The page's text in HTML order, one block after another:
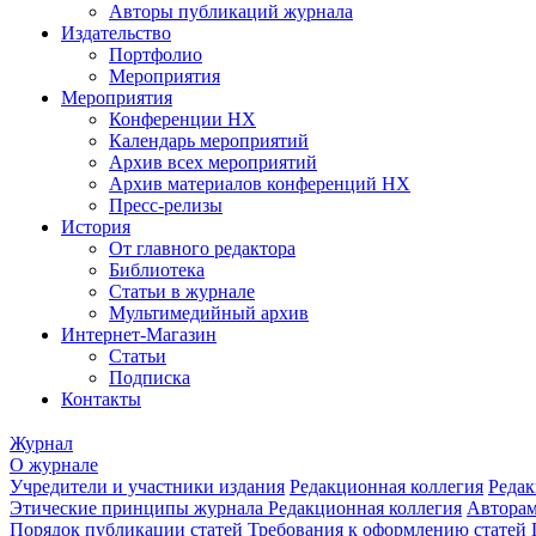
Авторы публикаций журнала
Издательство
Портфолио
Мероприятия
Мероприятия
Конференции НХ
Календарь мероприятий
Архив всех мероприятий
Архив материалов конференций НХ
Пресс-релизы
История
От главного редактора
Библиотека
Статьи в журнале
Мультимедийный архив
Интернет-Магазин
Статьи
Подписка
Контакты
Журнал
О журнале
Учредители и участники издания Редакционная коллегия
Этические принципы журнала Редакционная коллегия
Порядок публикации статей Требования к оформлению статей